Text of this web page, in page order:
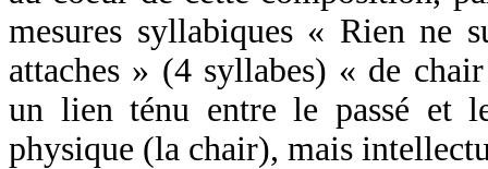
mesures syllabiques « Rien ne
attaches » (4 syllabes) « de
un lien ténu entre le passé et
physique (la chair), mais